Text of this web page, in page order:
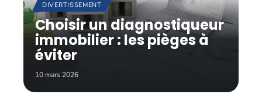
DIVERTISSEMENT
Choisir un diagnostiqueur
immobilier : les pièges à
éviter
10 mars 2026